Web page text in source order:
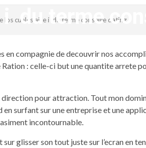
du terme
los cuales aille i du terme conseille dating
en compagnie de decouvrir nos
: celle-ci but une quantite arrete
pour attraction. Tout mon
surfant sur une entreprise et une
incontournable.
glisser son tout juste sur l’ecran en